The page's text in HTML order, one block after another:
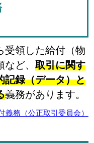
受領した給付（物
など、取引に関す
記録（データ）と
義務があります。
義務（公正取引委員会）